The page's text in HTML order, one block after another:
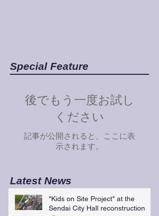
Special Feature
後でもう一度お試し
ください
記事が公開されると、ここに表
示されます。
Latest News
"Kids on Site Project" at the
Sendai City Hall reconstruction